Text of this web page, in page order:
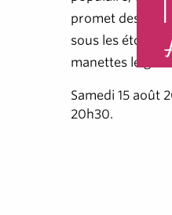
promet des
sous les étoiles
manettes le gro
Samedi 15 août
20h30.